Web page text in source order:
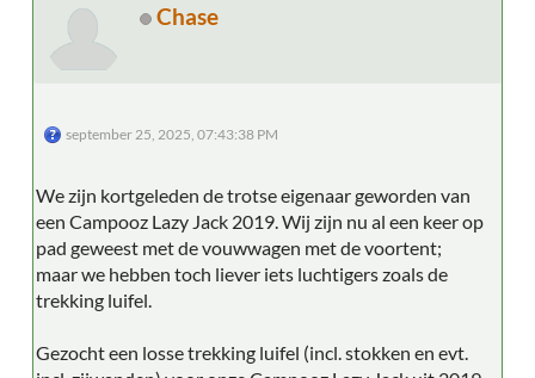
Chase
september 25, 2025, 07:43:38 PM
We zijn kortgeleden de trotse eigenaar geworden van
een Campooz Lazy Jack 2019. Wij zijn nu al een keer op
pad geweest met de vouwwagen met de voortent;
maar we hebben toch liever iets luchtigers zoals de
trekking luifel.
Gezocht een losse trekking luifel (incl. stokken en evt.